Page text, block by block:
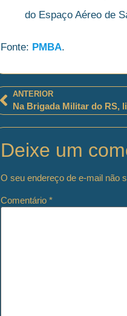
do Espaço Aéreo de
Fonte: PMBA.
ANTERIOR
Deixe um
O seu endereço de e-mail não
Comentário *